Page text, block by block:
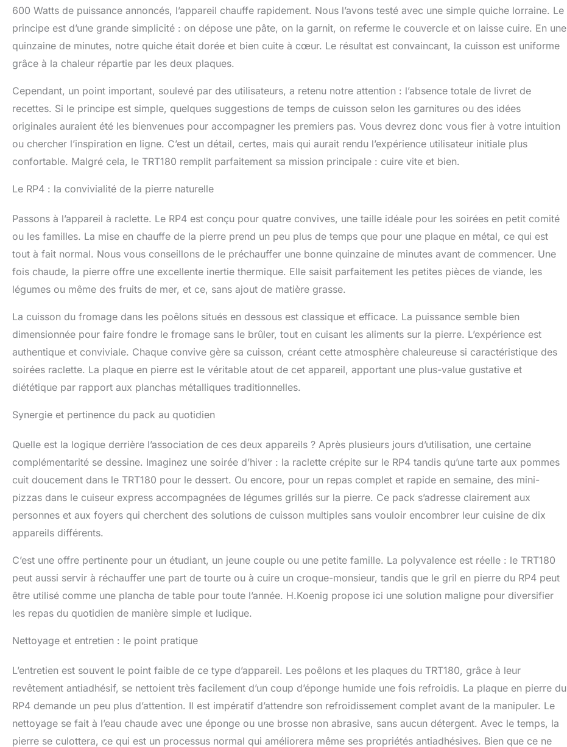
600 Watts de puissance annoncés, l’appareil chauffe rapidement. Nous l’avons testé avec une simple quiche lorraine. Le
principe est d’une grande simplicité : on dépose une pâte, on la garnit, on referme le couvercle et on laisse cuire. En une
quinzaine de minutes, notre quiche était dorée et bien cuite à cœur. Le résultat est convaincant, la cuisson est uniforme
grâce à la chaleur répartie par les deux plaques.
Cependant, un point important, soulevé par des utilisateurs, a retenu notre attention : l’absence totale de livret de
recettes. Si le principe est simple, quelques suggestions de temps de cuisson selon les garnitures ou des idées
originales auraient été les bienvenues pour accompagner les premiers pas. Vous devrez donc vous fier à votre intuition
ou chercher l’inspiration en ligne. C’est un détail, certes, mais qui aurait rendu l’expérience utilisateur initiale plus
confortable. Malgré cela, le TRT180 remplit parfaitement sa mission principale : cuire vite et bien.
Le RP4 : la convivialité de la pierre naturelle
Passons à l’appareil à raclette. Le RP4 est conçu pour quatre convives, une taille idéale pour les soirées en petit comité
ou les familles. La mise en chauffe de la pierre prend un peu plus de temps que pour une plaque en métal, ce qui est
tout à fait normal. Nous vous conseillons de le préchauffer une bonne quinzaine de minutes avant de commencer. Une
fois chaude, la pierre offre une excellente inertie thermique. Elle saisit parfaitement les petites pièces de viande, les
légumes ou même des fruits de mer, et ce, sans ajout de matière grasse.
La cuisson du fromage dans les poêlons situés en dessous est classique et efficace. La puissance semble bien
dimensionnée pour faire fondre le fromage sans le brûler, tout en cuisant les aliments sur la pierre. L’expérience est
authentique et conviviale. Chaque convive gère sa cuisson, créant cette atmosphère chaleureuse si caractéristique des
soirées raclette. La plaque en pierre est le véritable atout de cet appareil, apportant une plus-value gustative et
diététique par rapport aux planchas métalliques traditionnelles.
Synergie et pertinence du pack au quotidien
Quelle est la logique derrière l’association de ces deux appareils ? Après plusieurs jours d’utilisation, une certaine
complémentarité se dessine. Imaginez une soirée d’hiver : la raclette crépite sur le RP4 tandis qu’une tarte aux pommes
cuit doucement dans le TRT180 pour le dessert. Ou encore, pour un repas complet et rapide en semaine, des mini-
pizzas dans le cuiseur express accompagnées de légumes grillés sur la pierre. Ce pack s’adresse clairement aux
personnes et aux foyers qui cherchent des solutions de cuisson multiples sans vouloir encombrer leur cuisine de dix
appareils différents.
C’est une offre pertinente pour un étudiant, un jeune couple ou une petite famille. La polyvalence est réelle : le TRT180
peut aussi servir à réchauffer une part de tourte ou à cuire un croque-monsieur, tandis que le gril en pierre du RP4 peut
être utilisé comme une plancha de table pour toute l’année. H.Koenig propose ici une solution maligne pour diversifier
les repas du quotidien de manière simple et ludique.
Nettoyage et entretien : le point pratique
L’entretien est souvent le point faible de ce type d’appareil. Les poêlons et les plaques du TRT180, grâce à leur
revêtement antiadhésif, se nettoient très facilement d’un coup d’éponge humide une fois refroidis. La plaque en pierre du
RP4 demande un peu plus d’attention. Il est impératif d’attendre son refroidissement complet avant de la manipuler. Le
nettoyage se fait à l’eau chaude avec une éponge ou une brosse non abrasive, sans aucun détergent. Avec le temps, la
pierre se culottera, ce qui est un processus normal qui améliorera même ses propriétés antiadhésives. Bien que ce ne